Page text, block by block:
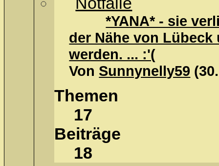
*YANA* - sie
der Nähe von
werden. ... :'(
Von Sunnynelly59
Themen
17
Beiträge
18